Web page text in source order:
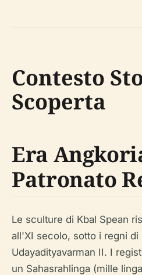
Contesto
Scoperta
Era
Patronato
Le sculture di Kbal Spean
all'XI secolo, sotto i regni di
Udayadityavarman II. I
un Sahasrahlinga (mille